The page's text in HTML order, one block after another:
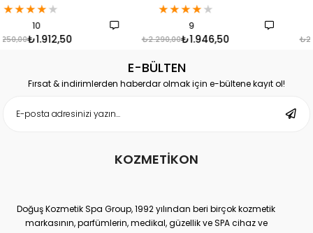
★
₺2.290,00
★
₺2.190,00
E-BÜLTEN
Fırsat & indirimlerden haberdar olmak için e-bültene kayıt ol!
KOZMETİKON
Doğuş Kozmetik Spa Group, 1992 yılından beri birçok kozmetik
markasının, parfümlerin, medikal, güzellik ve SPA cihaz ve